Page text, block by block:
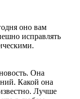
оно вам
исправлять
Она
Какой она
Лучше